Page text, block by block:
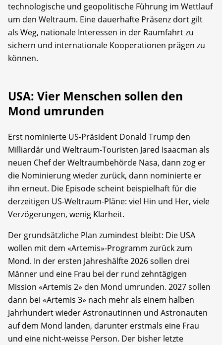
technologische und geopolitische Führung im Wettlauf
um den Weltraum. Eine dauerhafte Präsenz dort gilt
als Weg, nationale Interessen in der Raumfahrt zu
sichern und internationale Kooperationen prägen zu
können.
USA: Vier Menschen sollen den
Mond umrunden
Erst nominierte US-Präsident Donald Trump den
Milliardär und Weltraum-Touristen Jared Isaacman als
neuen Chef der Weltraumbehörde Nasa, dann zog er
die Nominierung wieder zurück, dann nominierte er
ihn erneut. Die Episode scheint beispielhaft für die
derzeitigen US-Weltraum-Pläne: viel Hin und Her, viele
Verzögerungen, wenig Klarheit.
Der grundsätzliche Plan zumindest bleibt: Die USA
wollen mit dem «Artemis»-Programm zurück zum
Mond. In der ersten Jahreshälfte 2026 sollen drei
Männer und eine Frau bei der rund zehntägigen
Mission «Artemis 2» den Mond umrunden. 2027 sollen
dann bei «Artemis 3» nach mehr als einem halben
Jahrhundert wieder Astronautinnen und Astronauten
auf dem Mond landen, darunter erstmals eine Frau
und eine nicht-weisse Person. Der bisher letzte